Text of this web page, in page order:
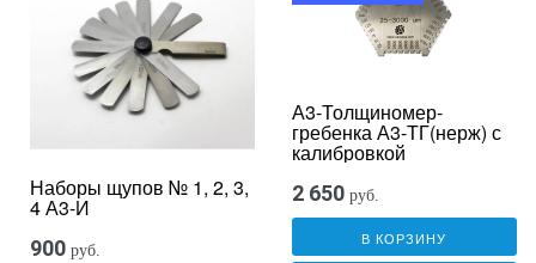
Наборы щупов № 1, 2, 3,
4 А3-И
900 руб.
А3-Толщиномер-
гребенка А3-ТГ(нерж) с
калибровкой
2 650 руб.
В КОРЗИНУ